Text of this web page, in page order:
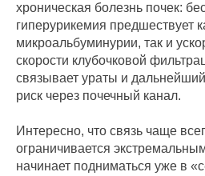
хроническая болезнь почек:
гиперурикемия предшествует
микроальбуминурии, так и
скорости клубочковой
связывает ураты и
риск через почечный канал.
Интересно, что связь чаще
ограничивается
начинает подниматься уже в